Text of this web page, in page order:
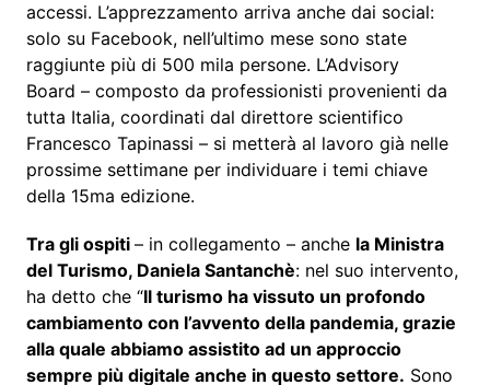
accessi. L’apprezzamento arriva anche dai social:
solo su Facebook, nell’ultimo mese sono state
raggiunte più di 500 mila persone. L’Advisory
Board – composto da professionisti provenienti da
tutta Italia, coordinati dal direttore scientifico
Francesco Tapinassi – si metterà al lavoro già nelle
prossime settimane per individuare i temi chiave
della 15ma edizione.
Tra gli ospiti – in collegamento – anche la Ministra
del Turismo, Daniela Santanchè: nel suo intervento,
ha detto che “Il turismo ha vissuto un profondo
cambiamento con l’avvento della pandemia, grazie
alla quale abbiamo assistito ad un approccio
sempre più digitale anche in questo settore. Sono